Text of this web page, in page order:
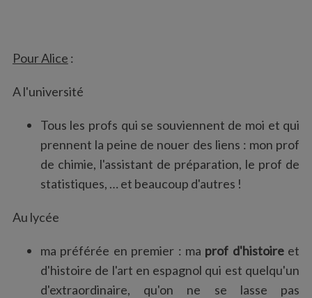
Pour Alice :
A l'université
Tous les profs qui se souviennent de moi et qui
prennent la peine de nouer des liens : mon prof
de chimie, l'assistant de préparation, le prof de
statistiques, … et beaucoup d'autres !
Au lycée
ma préférée en premier : ma prof d'histoireet
d'histoire de l'art en espagnol qui est quelqu'un
d'extraordinaire, qu'on ne se lasse pas